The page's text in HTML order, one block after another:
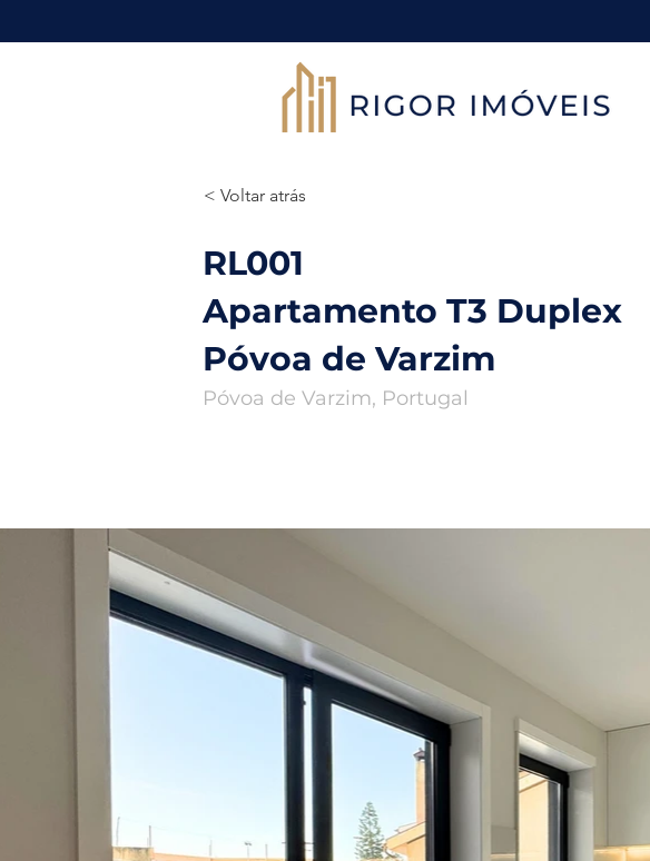
< Voltar atrás
RL001
Apartamento T3 Duplex
Póvoa de Varzim
Póvoa de Varzim, Portugal